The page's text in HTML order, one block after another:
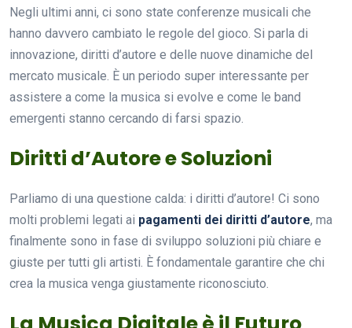
Negli ultimi anni, ci sono state conferenze musicali che
hanno davvero cambiato le regole del gioco. Si parla di
innovazione, diritti d’autore e delle nuove dinamiche del
mercato musicale. È un periodo super interessante per
assistere a come la musica si evolve e come le band
emergenti stanno cercando di farsi spazio.
Diritti d’Autore e Soluzioni
Parliamo di una questione calda: i diritti d’autore! Ci sono
molti problemi legati ai pagamenti dei diritti d’autore, ma
finalmente sono in fase di sviluppo soluzioni più chiare e
giuste per tutti gli artisti. È fondamentale garantire che chi
crea la musica venga giustamente riconosciuto.